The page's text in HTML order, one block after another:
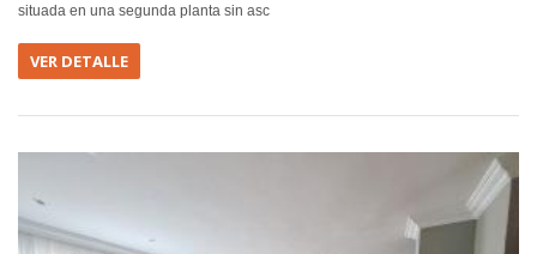
situada en una segunda planta sin asc
VER DETALLE
EN